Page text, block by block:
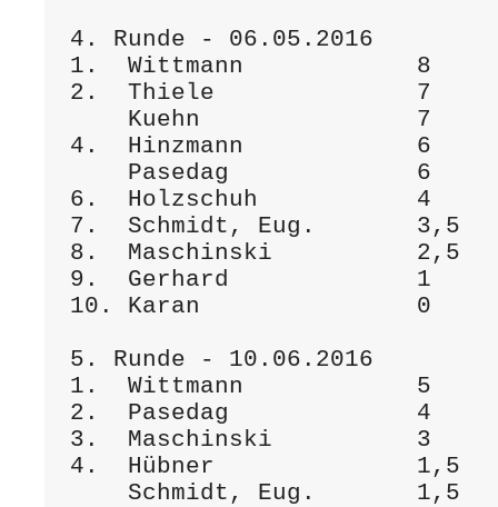
4. Runde - 06.05.2016
1.  Wittmann            8
2.  Thiele              7
    Kuehn               7
4.  Hinzmann            6
    Pasedag             6
6.  Holzschuh           4
7.  Schmidt, Eug.       3,5
8.  Maschinski          2,5
9.  Gerhard             1
10. Karan               0
5. Runde - 10.06.2016
1.  Wittmann            5
2.  Pasedag             4
3.  Maschinski          3
4.  Hübner              1,5
    Schmidt, Eug.       1,5